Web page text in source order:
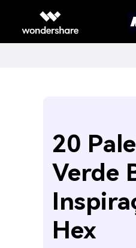
20
Verde
Hex